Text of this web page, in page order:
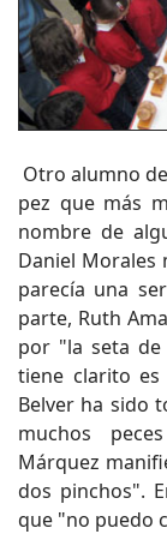
Otro alumno
pez que más
nombre de
Daniel Morales
parecía una
parte, Ruth
por "la seta
tiene clarito
Belver ha sido
muchos
Márquez
dos pinchos".
que "no puedo